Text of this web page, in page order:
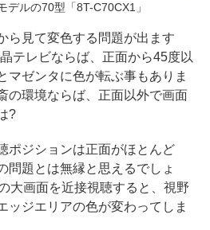
デルの70型「8T-C70CX1」
見て変色する問題が出ます
テレビならば、正面から45度以
マゼンタに色が転ぶ事もありま
の環境ならば、正面以外で画面
?
ポジションは正面がほとんど
問題とは無縁と思えるでしょ
大画面を近接視聴すると、視野
ッジエリアの色が変わってしま